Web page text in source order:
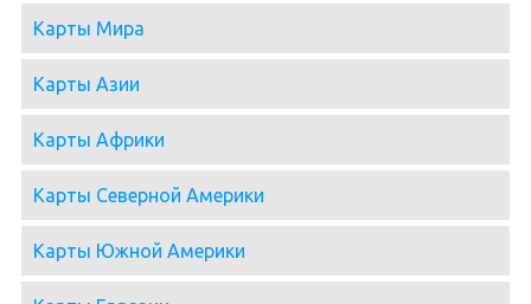
Карты Мира
Карты Азии
Карты Африки
Карты Северной Америки
Карты Южной Америки